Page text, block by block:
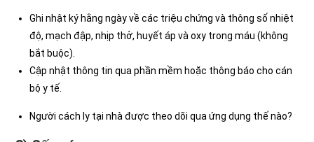
Ghi nhật ký hằng ngày về các triệu chứng và thông số nhiệt
độ, mạch đập, nhịp thở, huyết áp và oxy trong máu (không
bắt buộc).
Cập nhật thông tin qua phần mềm hoặc thông báo cho cán
bộ y tế.
Người cách ly tại nhà được theo dõi qua ứng dụng thế nào?